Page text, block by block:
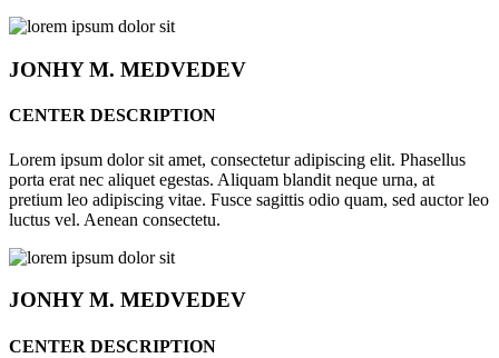
JONHYM. MEDVEDEV
CENTER DESCRIPTION
Lorem ipsum dolor sit amet, consectetur adipiscing elit. Phasellus
porta erat nec aliquet egestas. Aliquam blandit neque urna, at
pretium leo adipiscing vitae. Fusce sagittis odio quam, sed auctor leo
luctus vel. Aenean consectetu.
JONHYM. MEDVEDEV
CENTER DESCRIPTION